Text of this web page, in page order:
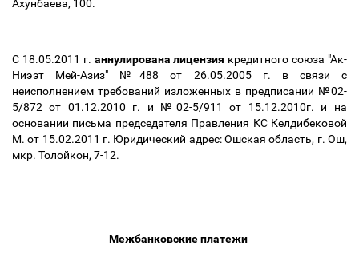
Ахунбаева, 100.
C 18.05.2011 г. аннулирована лицензия кредитного союза "Ак-
Ниээт Мей-Азиз" №488 от 26.05.2005 г. в связи с
неисполнением требований изложенных в предписании №02-
5/872 от 01.12.2010 г. и №02-5/911 от 15.12.2010г. и на
основании письма председателя Правления КС Келдибековой
М. от 15.02.2011 г. Юридический адрес: Ошская область, г. Ош,
мкр. Толойкон, 7-12.
Межбанковские платежи